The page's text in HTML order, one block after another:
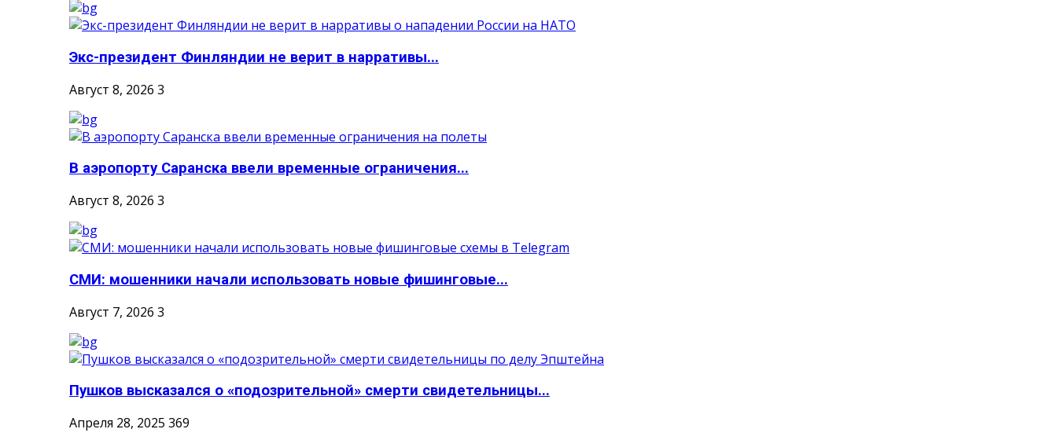
Экс-президент Финляндии не верит в нарративы...
Август 8, 2026 3
В аэропорту Саранска ввели временные ограничения...
Август 8, 2026 3
СМИ: мошенники начали использовать новые фишинговые...
Август 7, 2026 3
Пушков высказался о «подозрительной» смерти свидетельницы...
Апреля 28, 2025 369